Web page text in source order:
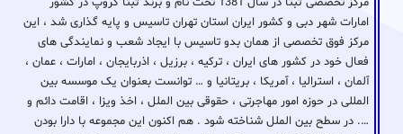
امارات شهر دبی و کشور ایران استان تهران تاسیس و پایه گذاری شد ، این
مرکز فوق تخصصی از همان بدو تاسیس با ایجاد شعب و نمایندگی های
فعال خود در کشور های ایران ، ترکیه ، برزیل ، اذربایجان ، امارات ، عمان ،
آلمان ، استرالیا ، آمریکا ، بریتانیا و … توانست بعنوان یک موسسه بین
المللی در حوزه امور مهاجرتی ، حقوقی بین الملل ، اخذ ویزا ، اقامت دائم و
…. در سطح بین الملل شناخته شود . هم اکنون این مجموعه با دارا بودن